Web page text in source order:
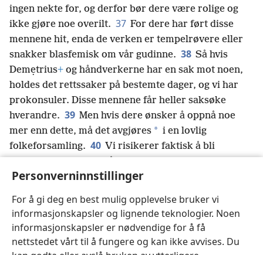
Personverninnstillinger
For å gi deg en best mulig opplevelse bruker vi
informasjonskapsler og lignende teknologier. Noen
informasjonskapsler er nødvendige for å få
nettstedet vårt til å fungere og kan ikke avvises. Du
ingen nekte for, og derfor bør dere være rolige og
ikke gjøre noe overilt. 37 For dere har ført disse
mennene hit, enda de verken er tempelrøvere eller
snakker blasfemisk om vår gudinne. 38 Så hvis
Demẹtrius+ og håndverkerne har en sak mot noen,
holdes det rettssaker på bestemte dager, og vi har
prokonsuler. Disse mennene får heller saksøke
hverandre. 39 Men hvis dere ønsker å oppnå noe
mer enn dette, må det avgjøres * i en lovlig
folkeforsamling. 40 Vi risikerer faktisk å bli
dag, for vi kan ikke vise til noen gyldig grunn for
han forsamlingen til å gå.